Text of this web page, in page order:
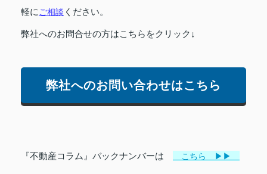
軽に ご相談 ください。
弊社へのお問合せの方はこちらをクリック↓
弊社へのお問い合わせはこちら
『不動産コラム』バックナンバーは こちら ▶▶